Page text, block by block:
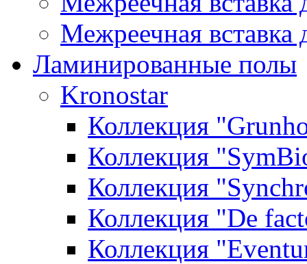
Межреечная вставка
Ламинированные полы
Kronostar
Коллекция
Коллекция
Коллекция
Коллекция "De
Коллекция